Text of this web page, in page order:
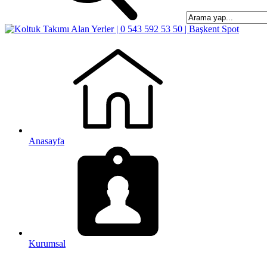
Anasayfa
Kurumsal